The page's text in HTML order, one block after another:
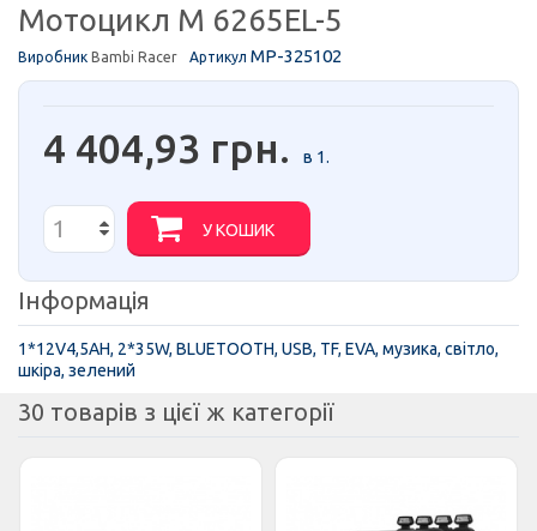
Мотоцикл M 6265EL-5
Виробник Bambi Racer Артикул MP-325102
4 404,93 грн. в 1.
У КОШИК
Інформація
1*12V4,5AH, 2*35W, BLUETOOTH, USB, TF, EVA, музика, світло,
шкіра, зелений
30 товарів з цієї ж категорії